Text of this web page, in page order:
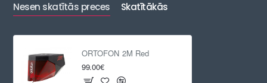
Nesen skatītās preces Skatītākās
ORTOFON 2M Red
99.00€